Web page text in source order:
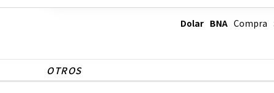
Dolar BNACompra
OTROS